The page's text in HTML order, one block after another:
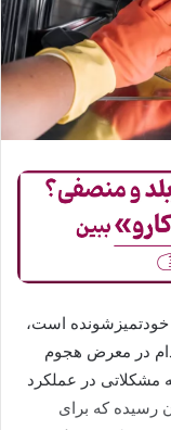
است،
در معرض هجوم
مشکلاتی در عملکرد
رسیده که برای